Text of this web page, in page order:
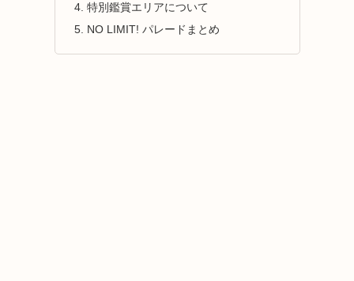
特別鑑賞エリアについて
NO LIMIT! パレードまとめ